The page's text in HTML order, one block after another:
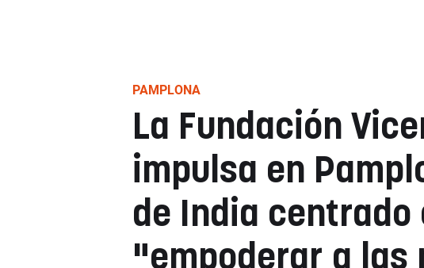
PAMPLONA
La Fundación
impulsa en
de India centrado
"empoderar a las